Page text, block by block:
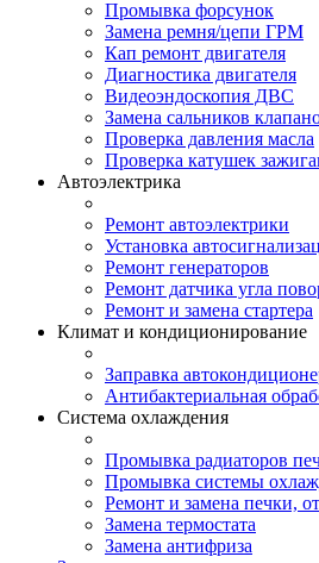
Промывка форсунок
Замена ремня/цепи ГРМ
Кап ремонт двигателя
Диагностика двигателя
Видеоэндоскопия ДВС
Замена сальников
Проверка давления масла
Проверка катушек
Автоэлектрика
Ремонт автоэлектрики
Установка
Ремонт генераторов
Ремонт датчика угла
Ремонт и замена стартера
Климат и кондиционирование
Заправка
Антибактериальная
Система охлаждения
Промывка радиаторов
Промывка системы
Ремонт и замена печки,
Замена термостата
Замена антифриза